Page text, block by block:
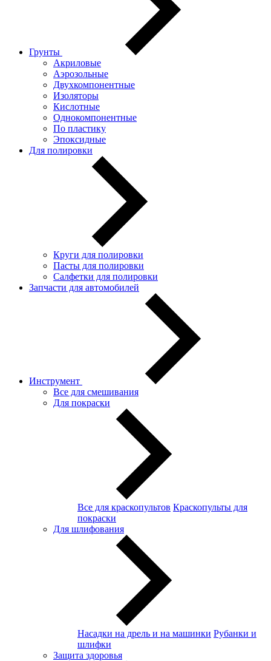
Грунты
Акриловые
Аэрозольные
Двухкомпонентные
Изоляторы
Кислотные
Однокомпонентные
По пластику
Эпоксидные
Для полировки
Круги для полировки
Пасты для полировки
Салфетки для полировки
Запчасти для автомобилей
Инструмент
Все для смешивания
Для покраски
Все для краскопультов Краскопульты для
покраски
Для шлифования
Насадки на дрель и на машинки Рубанки и
шлифки
Защита здоровья